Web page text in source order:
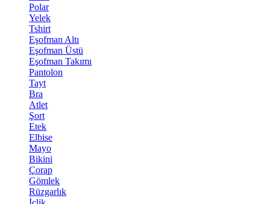
Polar
Yelek
Tshirt
Eşofman Altı
Eşofman Üstü
Eşofman Takımı
Pantolon
Tayt
Bra
Atlet
Şort
Etek
Elbise
Mayo
Bikini
Çorap
Gömlek
Rüzgarlık